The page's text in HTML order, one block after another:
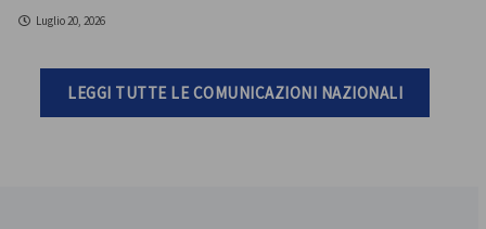
Luglio 20, 2026
LEGGI TUTTE LE COMUNICAZIONI NAZIONALI